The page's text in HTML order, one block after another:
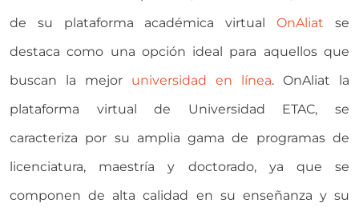
de su plataforma académica virtualOnAliat se
destaca como una opción ideal para aquellos que
buscan la mejor universidad en línea. OnAliat la
plataforma virtual de Universidad ETAC, se
caracteriza por su amplia gama de programas de
licenciatura, maestría y doctorado, ya que se
componen de alta calidad en su enseñanza y su